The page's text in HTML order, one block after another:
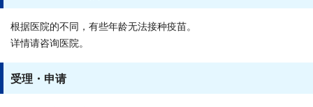
根据医院的不同，有些年龄无法接种疫苗。
详情请咨询医院。
受理・申请